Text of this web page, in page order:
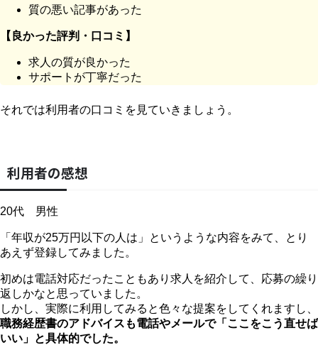
質の悪い記事があった
【良かった評判・口コミ】
求人の質が良かった
サポートが丁寧だった
それでは利用者の口コミを見ていきましょう。
利用者の感想
20代 男性
「年収が25万円以下の人は」というような内容をみて、とり
あえず登録してみました。
初めは電話対応だったこともあり求人を紹介して、応募の繰り
返しかなと思っていました。
しかし、実際に利用してみると色々な提案をしてくれますし、
職務経歴書のアドバイスも電話やメールで「ここをこう直せば
いい」と具体的でした。